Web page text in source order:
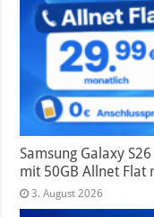
Samsung Galaxy
mit 50GB Allnet Flat
3. August 2026